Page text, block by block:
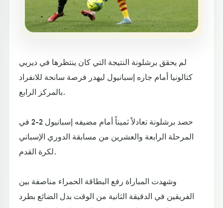
لم يحقق برشلونة النتيجة التي كان ينتظرها في ديربي
كتالونيا أمام جاره إسبانيول ليهدر فرصة سانحة للانفراد
بالمركز الرابع.
حصد برشلونة تعادلاً ثميناً أمام مضيفه إسبانيول 2-2 في
المرحلة الرابعة والعشرين من مسابقة الدوري الإسباني
لكرة القدم.
وشهدت المباراة رفع البطاقة الحمراء مناصفة بين
الفريقين في الدقيقة الثانية من الوقت بدل الضائع بطرد